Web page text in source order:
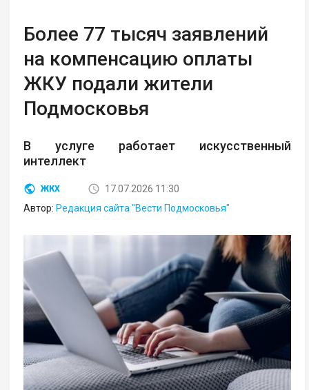
Более 77 тысяч заявлений
на компенсацию оплаты
ЖКУ подали жители
Подмосковья
В услуге работает искусственный
интеллект
ЖКХ
17.07.2026 11:30
Автор:Редакция сайта "Вести Подмосковья"